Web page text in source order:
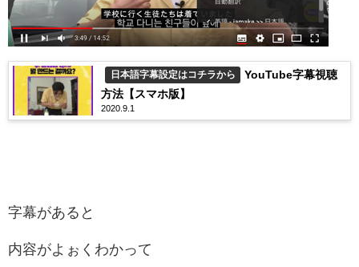
日本語字幕設定はコチラから
YouTube字幕視聴
方法【スマホ版】
2020.9.1
字幕があると
内容がよぉくわかって